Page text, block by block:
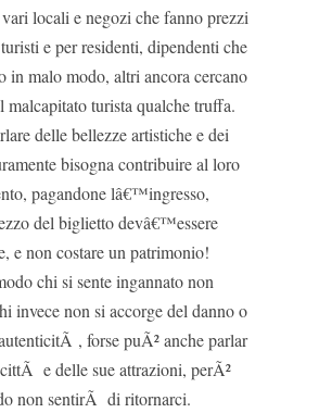
locali e negozi che fanno prezzi
e per residenti, dipendenti che
in malo modo, altri ancora cercano
malcapitato turista qualche truffa.
delle bellezze artistiche e dei
bisogna contribuire al loro
pagandone lâ€™ingresso,
del biglietto devâ€™essere
e non costare un patrimonio!
chi si sente ingannato non
invece non si accorge del danno o
, forse puÃ² anche parlar
e delle sue attrazioni, perÃ²
non sentirÃ di ritornarci.